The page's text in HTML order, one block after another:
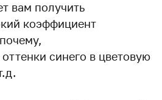
вам получить
коэффициент
синего в цветовую